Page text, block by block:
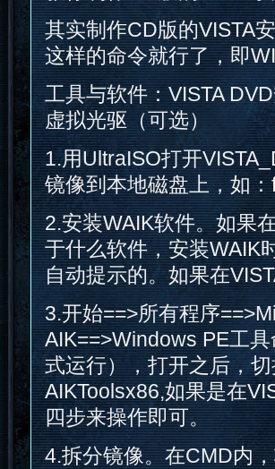
其实制作CD版的VISTA
这样的命令就行了，即
工具与软件：VISTA
虚拟光驱（可选）
1.用UltraISO打开
镜像到本地磁盘上，如
2.安装WAIK软件。如果
于什么软件，安装WAIK
自动提示的。如果在
3.开始==>所有程序
AIK==>Windows PE工
式运行），打开之后，
AIKToolsx86,如果是在
四步来操作即可。
4.拆分镜像。在CMD内